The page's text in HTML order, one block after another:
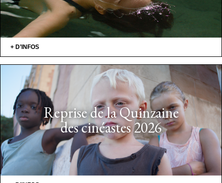
+ D’INFOS
Reprise de la Quinzaine
des cinéastes 2026